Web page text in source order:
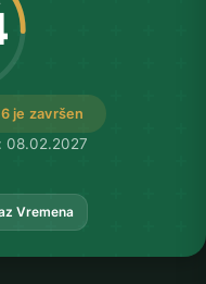
je završen
08.02.2027
Vremena